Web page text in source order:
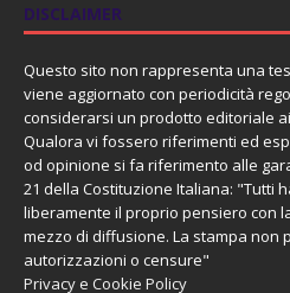
DISCLAIMER
Questo sito non rappresenta una
viene aggiornato con periodicità
considerarsi un prodotto editoriale
Qualora vi fossero riferimenti ed
od opinione si fa riferimento alle
21 della Costituzione Italiana: "Tutti
liberamente il proprio pensiero con
mezzo di diffusione. La stampa non
autorizzazioni o censure"
Privacy e Cookie Policy